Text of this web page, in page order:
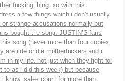
fucking thing. so with this
a few things which i don’t usually
or strange accusations normally but
bought the song. JUSTIN’S fans
song (never more than four copies
are ride or die motherfuckers and i
in my life. not just when they fight for
to as i did this week) but because
i know. sales count for more than